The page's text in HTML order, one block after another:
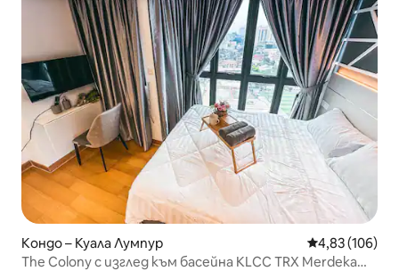
Кондо – Куала Лумпур Средна
4,83 (106)
The Colony с изглед към басейна KLCC TRX Merdeka